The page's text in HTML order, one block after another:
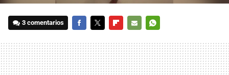
3 comentarios
MAIL